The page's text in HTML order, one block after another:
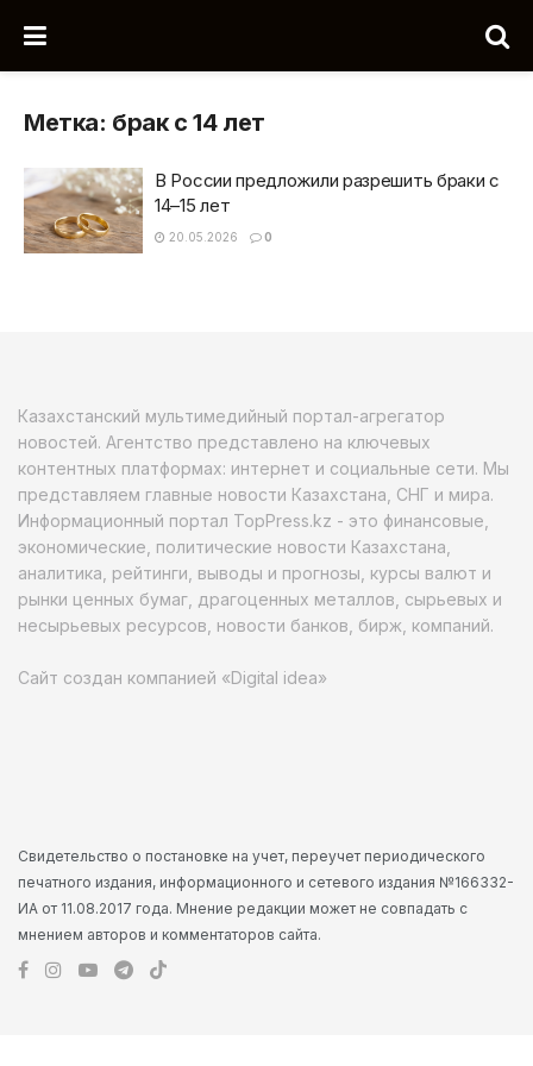
Метка: брак с 14 лет
В России предложили разрешить браки с
14–15 лет
20.05.2026 0
Казахстанский мультимедийный портал-агрегатор
новостей. Агентство представлено на ключевых
контентных платформах: интернет и социальные сети. Мы
представляем главные новости Казахстана, СНГ и мира.
Информационный портал TopPress.kz - это финансовые,
экономические, политические новости Казахстана,
аналитика, рейтинги, выводы и прогнозы, курсы валют и
рынки ценных бумаг, драгоценных металлов, сырьевых и
несырьевых ресурсов, новости банков, бирж, компаний.
Сайт создан компанией «Digital idea»
Свидетельство о постановке на учет, переучет периодического
печатного издания, информационного и сетевого издания №166332-
ИА от 11.08.2017 года. Мнение редакции может не совпадать с
мнением авторов и комментаторов сайта.